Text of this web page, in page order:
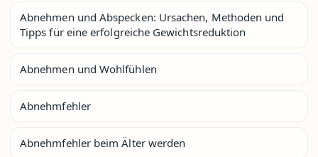
Abnehmen und Abspecken: Ursachen, Methoden und
Tipps für eine erfolgreiche Gewichtsreduktion
Abnehmen und Wohlfühlen
Abnehmfehler
Abnehmfehler beim Älter werden